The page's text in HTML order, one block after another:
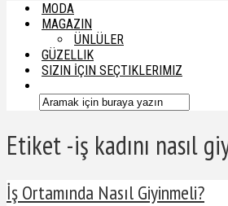
MODA
MAGAZIN
ÜNLÜLER
GÜZELLIK
SIZIN İÇIN SEÇTIKLERIMIZ
Etiket -iş kadını nasıl
İş Ortamında Nasıl Giyinmeli?